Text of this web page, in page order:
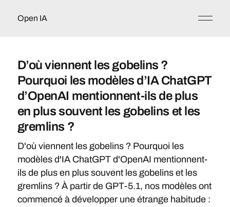
Open IA
D’où viennent les gobelins ?
Pourquoi les modèles d’IA ChatGPT
d’OpenAI mentionnent-ils de plus
en plus souvent les gobelins et les
gremlins ?
D'où viennent les gobelins ? Pourquoi les
modèles d'IA ChatGPT d'OpenAI mentionnent-
ils de plus en plus souvent les gobelins et les
gremlins ? À partir de GPT-5.1, nos modèles ont
commencé à développer une étrange habitude :